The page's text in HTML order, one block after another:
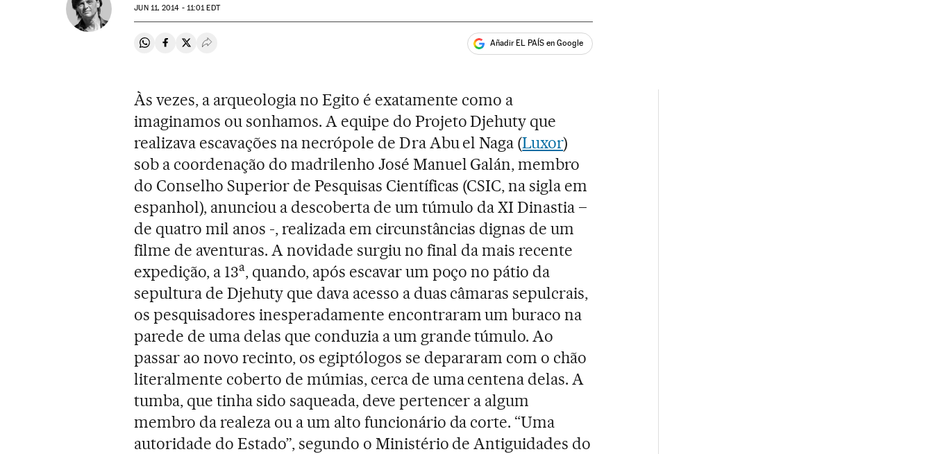
JUN11, 2014 - 11:01EDT
Compartir en Whatsapp
Compartir en Facebook
Compartir en Twitter
Desplegar Redes Sociales Añadir EL PAÍS en Google
Às vezes, a arqueologia no Egito é exatamente como a
imaginamos ou sonhamos. A equipe do Projeto Djehuty que
realizava escavações na necrópole de Dra Abu el Naga (Luxor)
sob a coordenação do madrilenho José Manuel Galán, membro
do Conselho Superior de Pesquisas Científicas (CSIC, na sigla em
espanhol), anunciou a descoberta de um túmulo da XI Dinastia –
de quatro mil anos -, realizada em circunstâncias dignas de um
filme de aventuras. A novidade surgiu no final da mais recente
expedição, a 13a, quando, após escavar um poço no pátio da
sepultura de Djehuty que dava acesso a duas câmaras sepulcrais,
os pesquisadores inesperadamente encontraram um buraco na
parede de uma delas que conduzia a um grande túmulo. Ao
passar ao novo recinto, os egiptólogos se depararam com o chão
literalmente coberto de múmias, cerca de uma centena delas. A
tumba, que tinha sido saqueada, deve pertencer a algum
membro da realeza ou a um alto funcionário da corte. “Uma
autoridade do Estado”, segundo o Ministério de Antiguidades do